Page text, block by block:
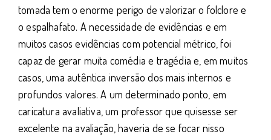
tomada tem o enorme perigo de valorizar o folclore e
o espalhafato. A necessidade de evidências e em
muitos casos evidências com potencial métrico, foi
capaz de gerar muita comédia e tragédia e, em muitos
casos, uma autêntica inversão dos mais internos e
profundos valores. A um determinado ponto, em
caricatura avaliativa, um professor que quisesse ser
excelente na avaliação, haveria de se focar nisso